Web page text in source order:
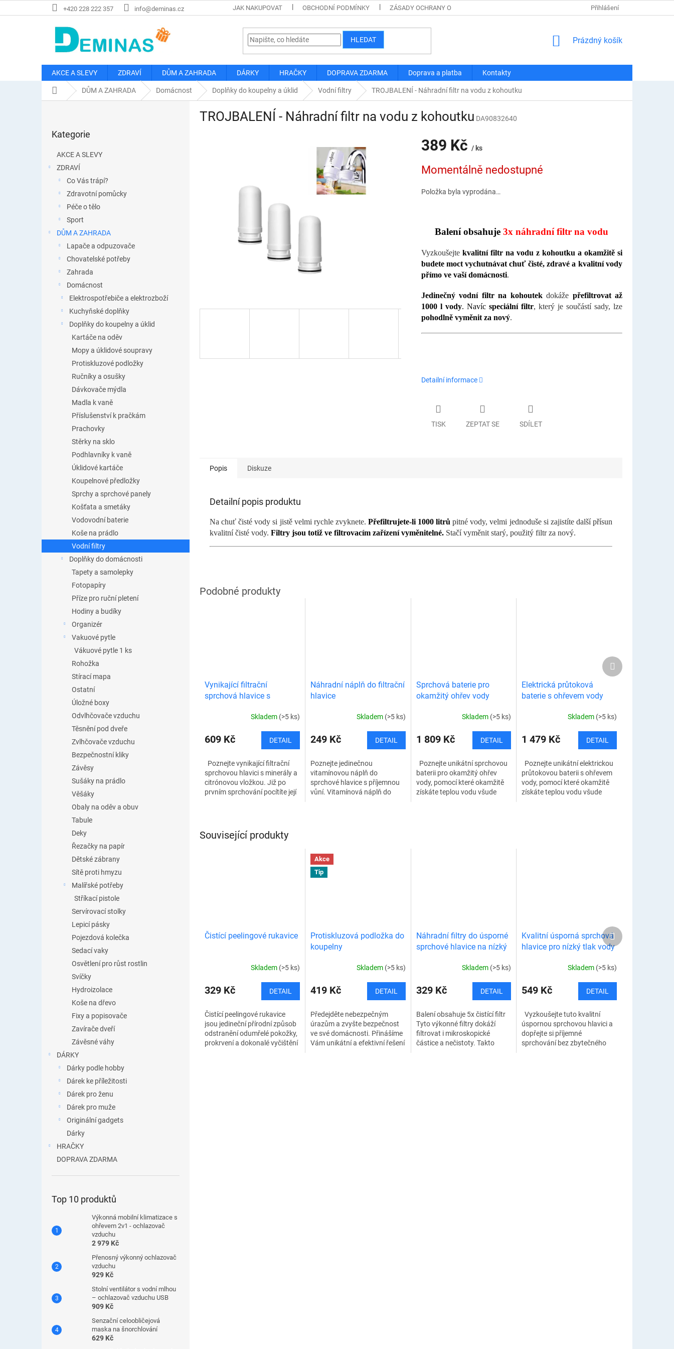
na
+420 228 222 357 info@deminas.cz JAK NAKUPOVAT OBCHODNÍ PODMÍNKY ZÁSADY OCHRANY OSOBNÍCH ÚDAJŮ DOPRAVA A PLATBA
Přihlášení
HLEDAT
NÁKUPNÍ
Prázdný košík
AKCE A SLEVY ZDRAVÍ DŮM A ZAHRADA DÁRKY HRAČKY DOPRAVA ZDARMA Doprava a platba Kontakty
Domů DŮM A ZAHRADA Domácnost Doplňky do koupelny a úklid Vodní filtry TROJBALENÍ - Náhradní filtr na vodu z kohoutku
kategorie
Kategorie
AKCE A SLEVY
ZDRAVÍ
Co Vás trápí?
Zdravotní pomůcky
Péče o tělo
Sport
DŮM A ZAHRADA
Lapače a odpuzovače
Chovatelské potřeby
Zahrada
Domácnost
Elektrospotřebiče a elektrozboží
Kuchyňské doplňky
Doplňky do koupelny a úklid
Kartáče na oděv
Mopy a úklidové soupravy
Protiskluzové podložky
Ručníky a osušky
Dávkovače mýdla
Madla k vaně
Příslušenství k pračkám
Prachovky
Stěrky na sklo
Podhlavníky k vaně
Úklidové kartáče
Koupelnové předložky
Sprchy a sprchové panely
Košťata a smetáky
Vodovodní baterie
Koše na prádlo
Vodní filtry
Doplňky do domácnosti
Tapety a samolepky
Fotopapíry
Příze pro ruční pletení
Hodiny a budíky
Organizér
Vakuové pytle
Vákuové pytle 1 ks
Rohožka
Stírací mapa
Ostatní
Úložné boxy
Odvlhčovače vzduchu
Těsnění pod dveře
Zvlhčovače vzduchu
Bezpečnostní kliky
Závěsy
Sušáky na prádlo
Věšáky
Obaly na oděv a obuv
Tabule
Deky
Řezačky na papír
Dětské zábrany
Sítě proti hmyzu
Malířské potřeby
Stříkací pistole
Servírovací stolky
Lepicí pásky
Pojezdová kolečka
Sedací vaky
Osvětlení pro růst rostlin
Svíčky
Hydroizolace
Koše na dřevo
Fixy a popisovače
Zavírače dveří
Závěsné váhy
DÁRKY
Dárky podle hobby
Dárek ke příležitosti
Dárek pro ženu
Dárek pro muže
Originální gadgets
Dárky
HRAČKY
DOPRAVA ZDARMA
Top 10 produktů
Výkonná mobilní klimatizace s
ohřevem 2v1 - ochlazovač
vzduchu
2 979 Kč
Přenosný výkonný ochlazovač
vzduchu
929 Kč
Stolní ventilátor s vodní mlhou
– ochlazovač vzduchu USB
909 Kč
Senzační celoobličejová
maska ​​na šnorchlování
629 Kč
TROJBALENÍ - Náhradní filtr na vodu z kohoutku DA90832640
389 Kč / ks
cena:
Momentálně nedostupné
Položka byla vyprodána…
Balení obsahuje3x náhradní filtr na vodu
Vyzkoušejte kvalitní filtr na vodu z kohoutku a okamžitě si
budete moct vychutnávat chuť čisté, zdravé a kvalitní vody
přímo ve vaší domácnosti.
Jedinečný vodní filtr na kohoutekdokáže přefiltrovat až
1000 l vody. Navíc speciální filtr, který je součástí sady, lze
pohodlně vyměnit za nový.
Detailní informace
TISK ZEPTAT SE SDÍLET
Související produkty
Čistící peelingové rukavice
Skladem (>5 ks)
329 Kč DETAIL
Čistící peelingové rukavice
jsou jedineční přírodní způsob
odstranění odumřelé pokožky,
prokrvení a dokonalé vyčištění
Akce
Tip
Protiskluzová podložka do
koupelny
Skladem (>5 ks)
419 Kč DETAIL
Předejděte nebezpečným
úrazům a zvyšte bezpečnost
ve své domácnosti. Přinášíme
Vám unikátní a efektivní řešení
Náhradní filtry do úsporné
sprchové hlavice na nízký
Skladem (>5 ks)
329 Kč DETAIL
Balení obsahuje 5x čistící filtr
Tyto výkonné filtry dokáží
filtrovat i mikroskopické
částice a nečistoty. Takto
Kvalitní úsporná sprchová
hlavice pro nízký tlak vody
Skladem (>5 ks)
549 Kč DETAIL
Vyzkoušejte tuto kvalitní
úspornou sprchovou hlavici a
dopřejte si příjemné
sprchování bez zbytečného
Další
produkt
Popis Diskuze
Detailní popis produktu
Na chuť čisté vody si jistě velmi rychle zvyknete. Přefiltrujete-li 1000 litrů pitné vody, velmi jednoduše si zajistíte další přísun
kvalitní čisté vody. Filtry jsou totiž ve filtrovacím zařízení vyměnitelné. Stačí vyměnit starý, použitý filtr za nový.
Vynikající filtrační
sprchová hlavice s
Skladem (>5 ks)
609 Kč DETAIL
Poznejte vynikající filtrační
sprchovou hlavici s minerály a
citrónovou vložkou. Již po
prvním sprchování pocítíte její
Náhradní náplň do filtrační
hlavice
Skladem (>5 ks)
249 Kč DETAIL
Poznejte jedinečnou
vitamínovou náplň do
sprchové hlavice s příjemnou
vůní. Vitamínová náplň do
Sprchová baterie pro
okamžitý ohřev vody
Skladem (>5 ks)
1 809 Kč DETAIL
Poznejte unikátní sprchovou
baterii pro okamžitý ohřev
vody, pomocí které okamžitě
získáte teplou vodu všude
Elektrická průtoková
baterie s ohřevem vody
Skladem (>5 ks)
1 479 Kč DETAIL
Poznejte unikátní elektrickou
průtokovou baterii s ohřevem
vody, pomocí které okamžitě
získáte teplou vodu všude
Další
produkt